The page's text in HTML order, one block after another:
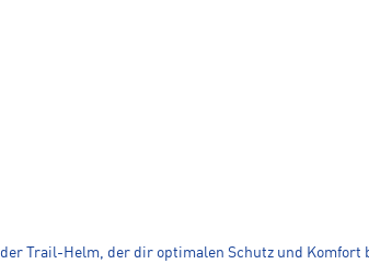
Trail-Helm, der dir optimalen Schutz und